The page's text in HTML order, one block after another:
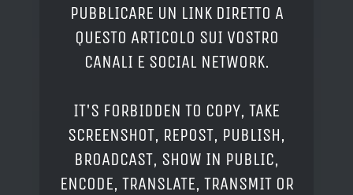
PUBBLICARE UN LINK DIRETTO A
QUESTO ARTICOLO SUI VOSTRO
CANALI E SOCIAL NETWORK.
IT'S FORBIDDEN TO COPY, TAKE
SCREENSHOT, REPOST, PUBLISH,
BROADCAST, SHOW IN PUBLIC,
ENCODE, TRANSLATE, TRANSMIT OR